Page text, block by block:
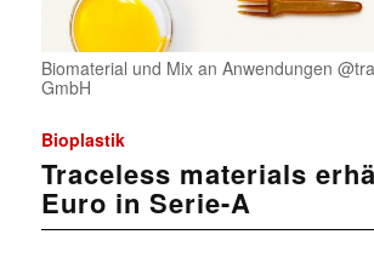
Biomaterial und Mix an Anwendungen
GmbH
Bioplastik
Traceless materials
Euro in Serie-A